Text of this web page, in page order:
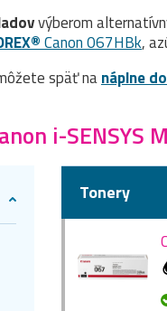
výberom
Canon 067HBk,
späť nanáplne
i-SENSYS
Tonery